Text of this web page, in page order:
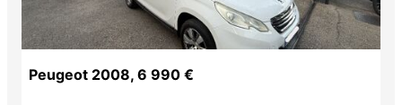
Peugeot 2008, 6 990 €